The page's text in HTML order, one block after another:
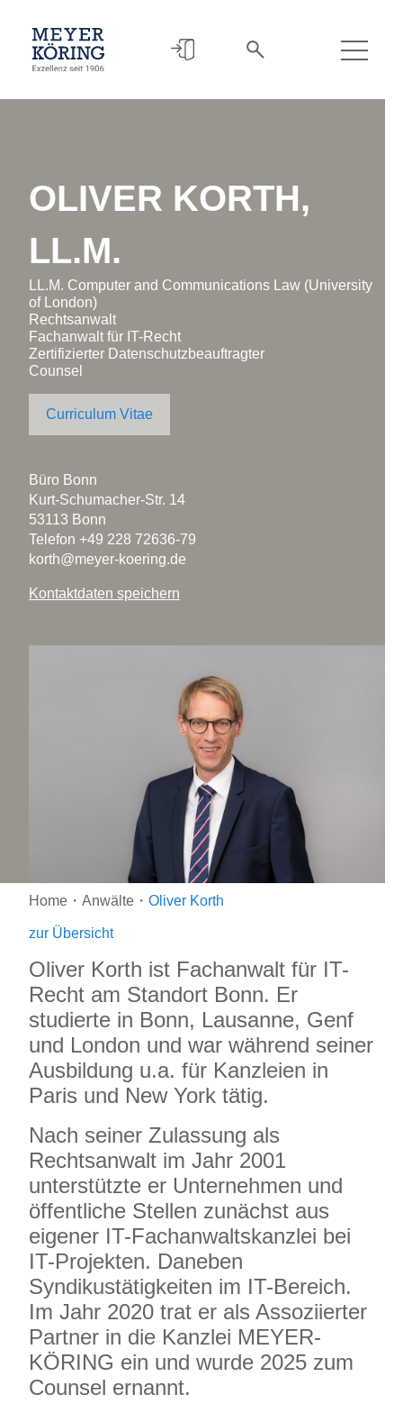
OLIVER KORTH,
LL.M.
LL.M. Computer and Communications Law (University
of London)
Rechtsanwalt
Fachanwalt für IT-Recht
Zertifizierter Datenschutzbeauftragter
Counsel
Curriculum Vitae
Büro Bonn
Kurt-Schumacher-Str. 14
53113 Bonn
Telefon +49 228 72636-79
korth@meyer-koering.de
Kontaktdaten speichern
Home ・ Anwälte ・ Oliver Korth
zur Übersicht
Oliver Korth ist Fachanwalt für IT-
Recht am Standort Bonn. Er
studierte in Bonn, Lausanne, Genf
und London und war während seiner
Ausbildung u.a. für Kanzleien in
Paris und New York tätig.
Nach seiner Zulassung als
Rechtsanwalt im Jahr 2001
unterstützte er Unternehmen und
öffentliche Stellen zunächst aus
eigener IT-Fachanwaltskanzlei bei
IT-Projekten. Daneben
Syndikustätigkeiten im IT-Bereich.
Im Jahr 2020 trat er als Assoziierter
Partner in die Kanzlei MEYER-
KÖRING ein und wurde 2025 zum
Counsel ernannt.